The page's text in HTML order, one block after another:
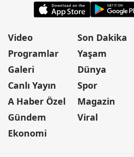
Video
Programlar
Galeri
Canlı Yayın
A Haber Özel
Gündem
Ekonomi
Son Dakika
Yaşam
Dünya
Spor
Magazin
Viral